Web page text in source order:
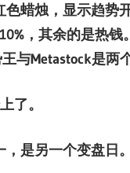
色蜡烛，显示趋势
，其余的是热
与Metastock是两
了。
是另一个变盘日